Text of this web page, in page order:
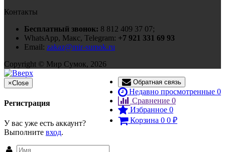
Контакты
Бесплатный звонок: 8 812 409 37 07;
WhatsApp, Макс, Telegram: +7 921 331 69 93
Email: zakaz@mir-sumok.ru
Copyright © Мир Сумок, 2026
Обратная связь
Недавно просмотренные 0
Сравнение 0
Избранное 0
Корзина 0 0 ₽
×Close
Регистрация
У вас уже есть аккаунт?
Выполните вход.